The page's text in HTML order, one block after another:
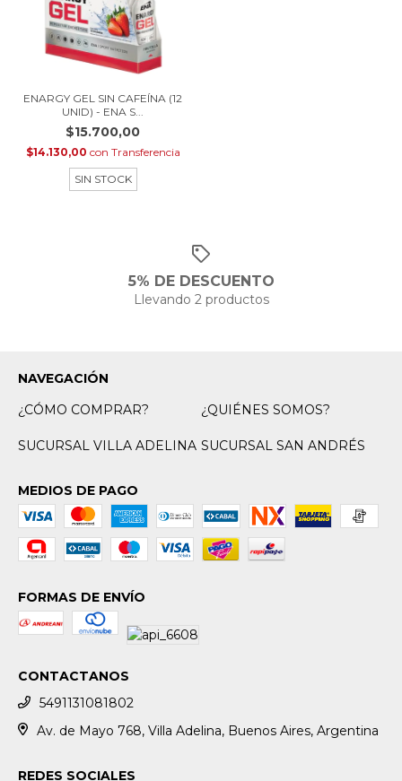
ENARGY GEL SIN CAFEÍNA (12
UNID) - ENA S...
$15.700,00
$14.130,00 con Transferencia
SIN STOCK
5% DE DESCUENTO
Llevando 2 productos
NAVEGACIÓN
¿CÓMO COMPRAR?
¿QUIÉNES SOMOS?
SUCURSAL VILLA ADELINA SUCURSAL SAN ANDRÉS
MEDIOS DE PAGO
FORMAS DE ENVÍO
CONTACTANOS
5491131081802
Av. de Mayo 768, Villa Adelina, Buenos Aires, Argentina
REDES SOCIALES